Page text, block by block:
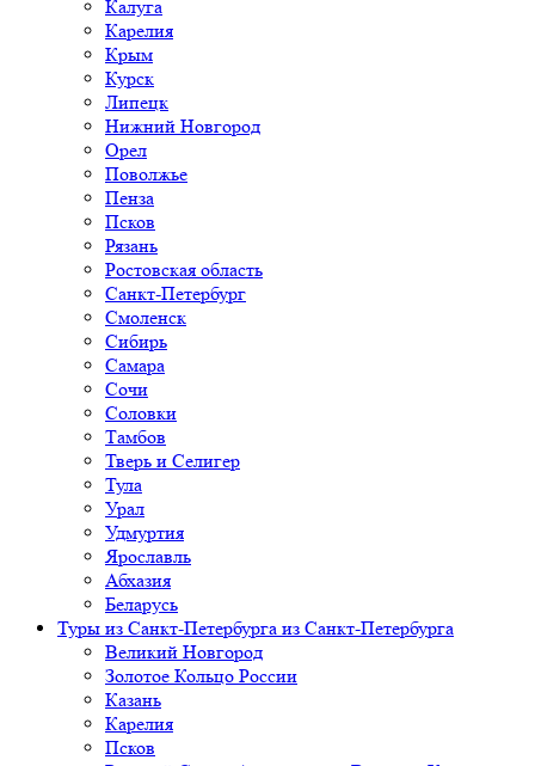
Калуга
Карелия
Крым
Курск
Липецк
Нижний Новгород
Орел
Поволжье
Пенза
Псков
Рязань
Ростовская область
Санкт-Петербург
Смоленск
Сибирь
Самара
Сочи
Соловки
Тамбов
Тверь и Селигер
Тула
Урал
Удмуртия
Ярославль
Абхазия
Беларусь
Туры из Санкт-Петербурга из Санкт-Петербурга
Великий Новгород
Золотое Кольцо России
Казань
Карелия
Псков